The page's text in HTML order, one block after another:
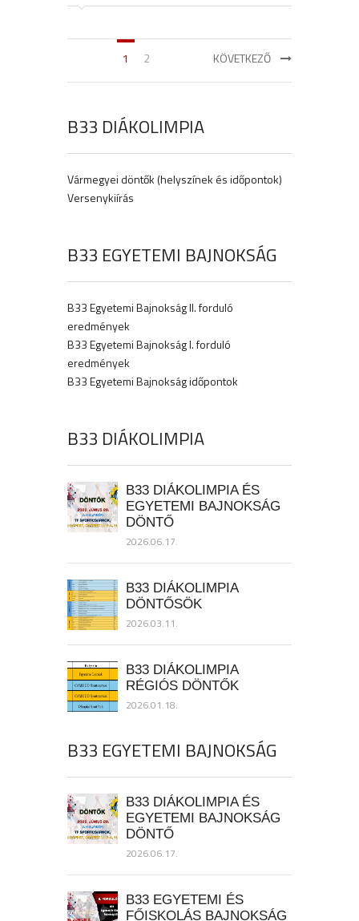
1 2 KÖVETKEZŐ
B33 DIÁKOLIMPIA
Vármegyei döntők (helyszínek és időpontok)
Versenykiírás
B33 EGYETEMI BAJNOKSÁG
B33 Egyetemi Bajnokság II. forduló
eredmények
B33 Egyetemi Bajnokság I. forduló
eredmények
B33 Egyetemi Bajnokság időpontok
B33 DIÁKOLIMPIA
B33 DIÁKOLIMPIA ÉS
EGYETEMI BAJNOKSÁG
DÖNTŐ
2026.06.17.
B33 DIÁKOLIMPIA
DÖNTŐSÖK
2026.03.11.
B33 DIÁKOLIMPIA
RÉGIÓS DÖNTŐK
2026.01.18.
B33 EGYETEMI BAJNOKSÁG
B33 DIÁKOLIMPIA ÉS
EGYETEMI BAJNOKSÁG
DÖNTŐ
2026.06.17.
B33 EGYETEMI ÉS
FŐISKOLÁS BAJNOKSÁG